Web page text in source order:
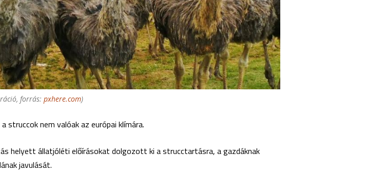
forrás: pxhere.com)
struccok nem valóak az európai klímára.
helyett állatjóléti előírásokat dolgozott ki a strucctartásra, a gazdáknak
javulását.